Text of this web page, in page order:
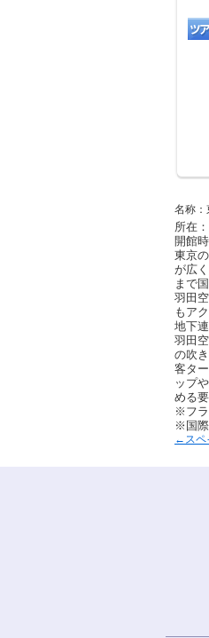
名称：
所在
開館
東京
が広
まで
羽田
もア
地下
羽田
の吹
客タ
ップ
める
※フラ
※国際
←スペ